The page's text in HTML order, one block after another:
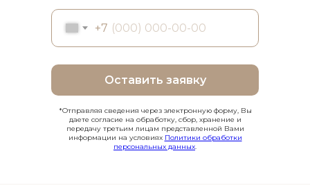
+7
Оставить заявку
*Отправляя сведения через электронную форму, Вы
даете согласие на обработку, сбор, хранение и
передачу третьим лицам представленной Вами
информации на условиях Политики обработки
персональных данных.